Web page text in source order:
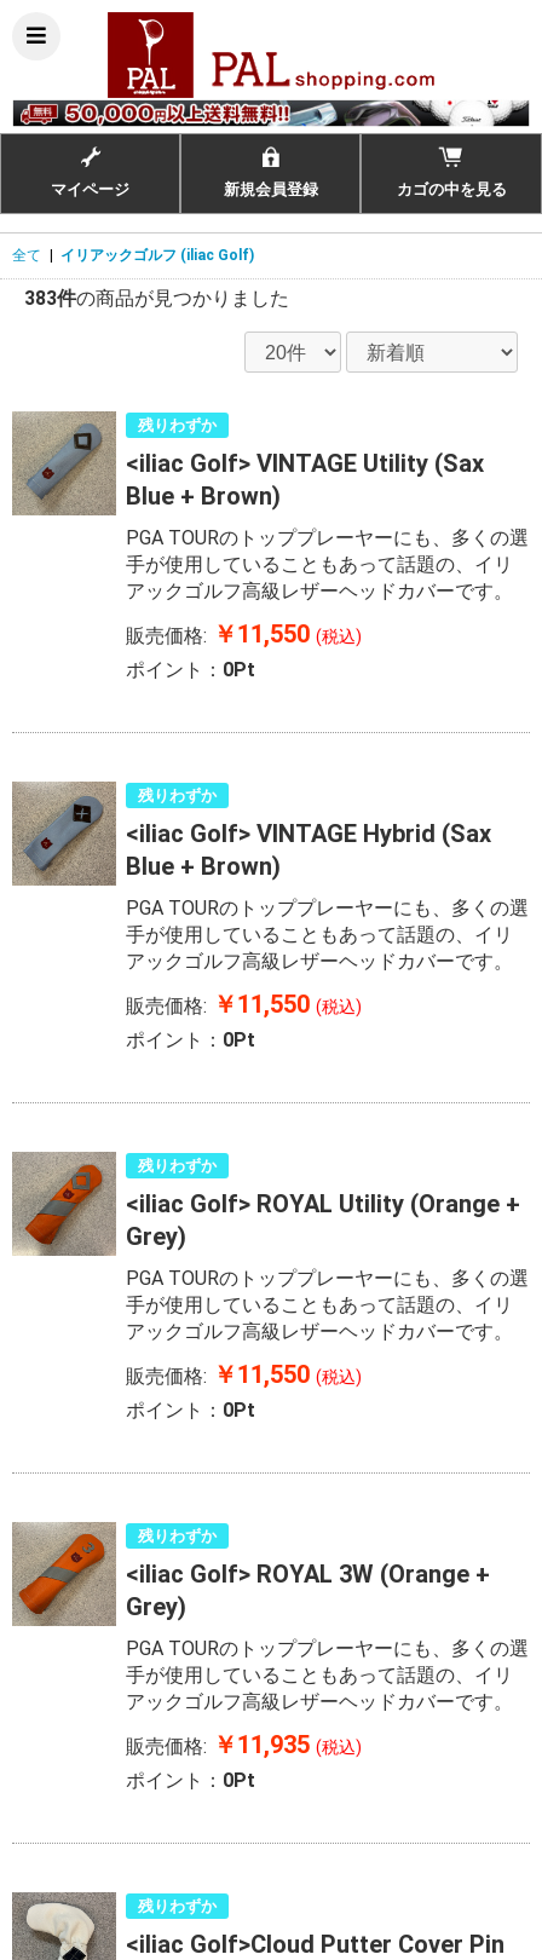
マイページ 新規会員登録 カゴの中を見る
全て イリアックゴルフ (iliac Golf)
383件の商品が見つかりました
残りわずか
<iliac Golf> VINTAGE Utility (Sax
Blue + Brown)
PGA TOURのトッププレーヤーにも、多くの選
手が使用していることもあって話題の、イリ
アックゴルフ高級レザーヘッドカバーです。
販売価格: ￥11,550(税込)
ポイント： 0Pt
残りわずか
<iliac Golf> VINTAGE Hybrid (Sax
Blue + Brown)
PGA TOURのトッププレーヤーにも、多くの選
手が使用していることもあって話題の、イリ
アックゴルフ高級レザーヘッドカバーです。
販売価格: ￥11,550(税込)
ポイント： 0Pt
残りわずか
<iliac Golf> ROYAL Utility (Orange +
Grey)
PGA TOURのトッププレーヤーにも、多くの選
手が使用していることもあって話題の、イリ
アックゴルフ高級レザーヘッドカバーです。
販売価格: ￥11,550(税込)
ポイント： 0Pt
残りわずか
<iliac Golf> ROYAL 3W (Orange +
Grey)
PGA TOURのトッププレーヤーにも、多くの選
手が使用していることもあって話題の、イリ
アックゴルフ高級レザーヘッドカバーです。
販売価格: ￥11,935(税込)
ポイント： 0Pt
残りわずか
<iliac Golf>Cloud Putter Cover Pin